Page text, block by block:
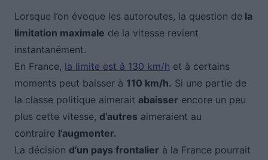
Lorsque l’on évoque les autoroutes, la question dela
limitation maximale de la vitesse revient
instantanément.
En France, la limite est à 130 km/h et à certains
moments peut baisser à 110 km/h. Si une partie de
la classe politique aimerait abaisser encore un peu
plus cette vitesse, d’autres aimeraient au
contraire l’augmenter.
La décision d’un pays frontalier à la France pourrait